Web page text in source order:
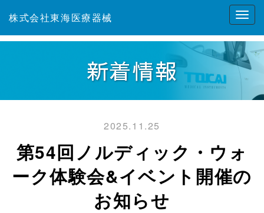
株式会社東海医療器械
新着情報
2025.11.25
第54回ノルディック・ウォ
ーク体験会&イベント開催の
お知らせ